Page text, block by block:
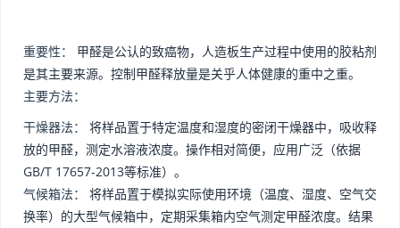
重要性：
甲醛是公认的致癌物，人造板生产过程中使用的胶粘剂
是其主要来源。控制甲醛释放量是关乎人体健康的重中之重。
主要方法：
干燥器法：
将样品置于特定温度和湿度的密闭干燥器中，吸收释
放的甲醛，测定水溶液浓度。操作相对简便，应用广泛（依据
GB/T 17657-2013等标准）。
气候箱法：
将样品置于模拟实际使用环境（温度、湿度、空气交
换率）的大型气候箱中，定期采集箱内空气测定甲醛浓度。结果